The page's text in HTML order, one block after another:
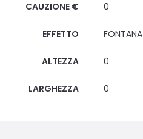
CAUZIONE € 0
EFFETTO FONTANA
ALTEZZA 0
LARGHEZZA 0